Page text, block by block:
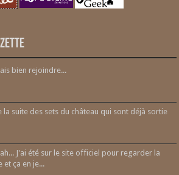
bien rejoindre...
la suite des sets du château qui sont déjà sortie
J'ai été sur le site officiel pour regarder la
et ça en je...